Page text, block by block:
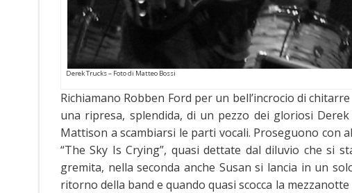
Derek Trucks – Foto di Matteo Bossi
Richiamano Robben Ford per un bell’incrocio di
una ripresa, splendida, di un pezzo dei gloriosi
Mattison a scambiarsi le parti vocali. Proseguono con
“The Sky Is Crying”, quasi dettate dal diluvio che si
gremita, nella seconda anche Susan si lancia in un
ritorno della band e quando quasi scocca la